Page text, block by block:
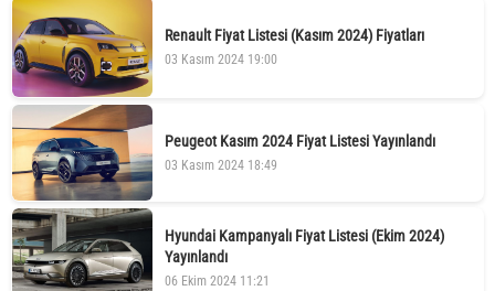
Renault Fiyat Listesi (Kasım 2024) Fiyatları
03 Kasım 2024 19:00
Peugeot Kasım 2024 Fiyat Listesi Yayınlandı
03 Kasım 2024 18:49
Hyundai Kampanyalı Fiyat Listesi (Ekim 2024)
Yayınlandı
06 Ekim 2024 11:21